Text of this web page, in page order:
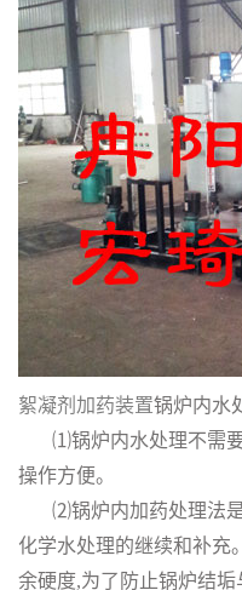
絮凝剂加药装置锅炉内水
⑴锅炉内水处理不需要
操作方便。
⑵锅炉内加药处理法是
化学水处理的继续和补充
余硬度,为了防止锅炉结垢